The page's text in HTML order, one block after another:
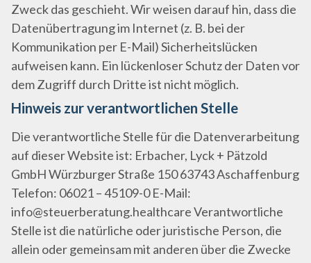
Zweck das geschieht. Wir weisen darauf hin, dass die
Datenübertragung im Internet (z. B. bei der
Kommunikation per E-Mail) Sicherheitslücken
aufweisen kann. Ein lückenloser Schutz der Daten vor
dem Zugriff durch Dritte ist nicht möglich.
Hinweis zur verantwortlichen Stelle
Die verantwortliche Stelle für die Datenverarbeitung
auf dieser Website ist: Erbacher, Lyck + Pätzold
GmbH Würzburger Straße 150 63743 Aschaffenburg
Telefon: 06021 – 45109-0 E-Mail:
info@steuerberatung.healthcare Verantwortliche
Stelle ist die natürliche oder juristische Person, die
allein oder gemeinsam mit anderen über die Zwecke